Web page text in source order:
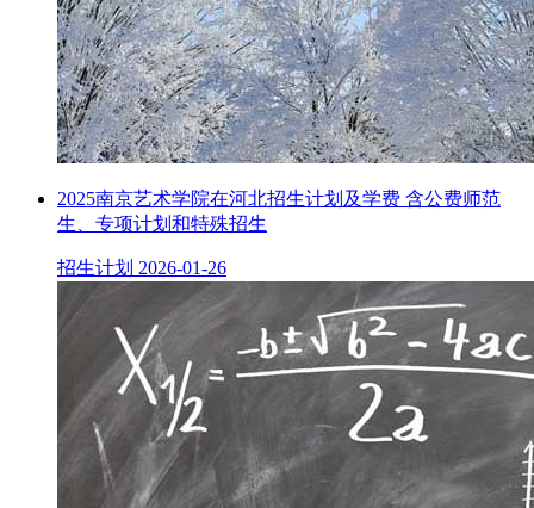
2025南京艺术学院在河北招生计划及学费 含公费师范
生、专项计划和特殊招生
招生计划 2026-01-26